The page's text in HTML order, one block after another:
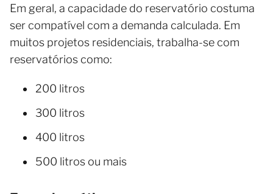
Em geral, a capacidade do reservatório costuma
ser compatível com a demanda calculada. Em
muitos projetos residenciais, trabalha-se com
reservatórios como:
200 litros
300 litros
400 litros
500 litros ou mais